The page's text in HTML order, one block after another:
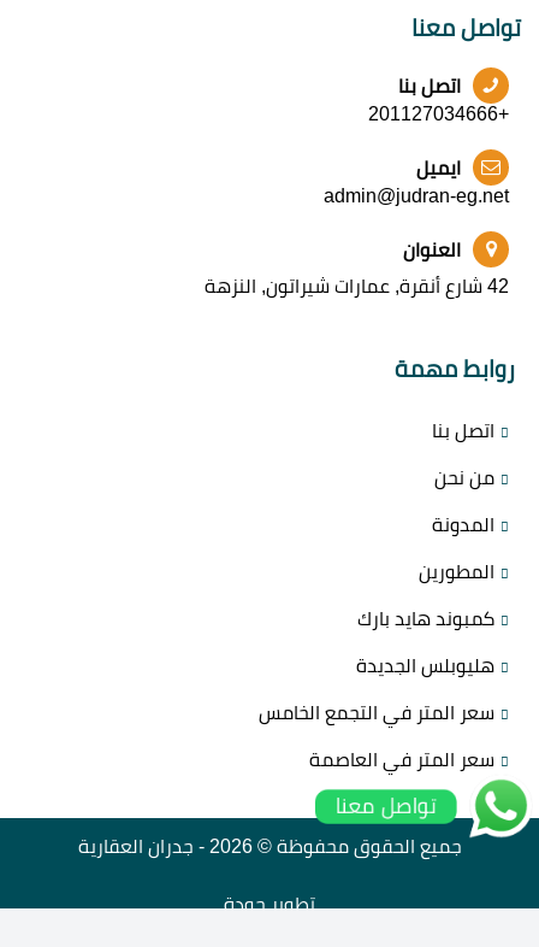
تواصل معنا
اتصل بنا
+201127034666
ايميل
admin@judran-eg.net
العنوان
42 شارع أنقرة, عمارات شيراتون, النزهة
روابط مهمة
اتصل بنا
من نحن
المدونة
المطورين
كمبوند هايد بارك
هليوبلس الجديدة
سعر المتر في التجمع الخامس
سعر المتر في العاصمة
جميع الحقوق محفوظة © 2026 - جدران العقارية
تطويرجودة
تواصل معنا